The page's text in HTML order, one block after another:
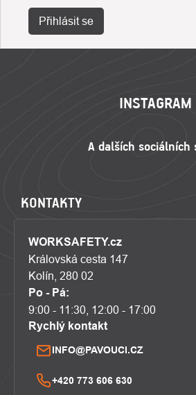
Přihlásit se
INSTAGRAM
KONTAKTY
WORKSAFETY.cz
Královská cesta 147
Kolín, 280 02
Po - Pá:
9:00 - 11:30, 12:00 - 17:00
Rychlý kontakt
INFO@PAVOUCI.CZ
+420 773 606 630